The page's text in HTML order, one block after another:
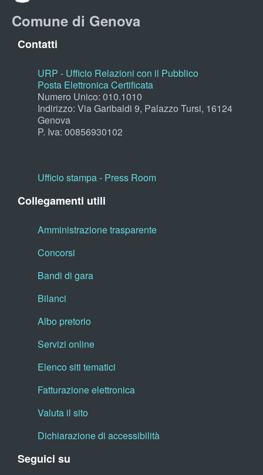
Comune di Genova
Contatti
URP - Ufficio Relazioni con il Pubblico
Posta Elettronica Certificata
Numero Unico: 010.1010
Indirizzo: Via Garibaldi 9, Palazzo Tursi, 16124
Genova
P. Iva: 00856930102
Ufficio stampa - Press Room
Collegamenti utili
Amministrazione trasparente
Concorsi
Bandi di gara
Bilanci
Albo pretorio
Servizi online
Elenco siti tematici
Fatturazione elettronica
Valuta il sito
Dichiarazione di accessibilità
Seguici su